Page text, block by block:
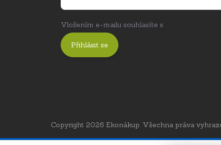
Vložením e-mailu souhlasíte s
Přihlásit se
Copyright 2026 Ekonákup. Všechna práva